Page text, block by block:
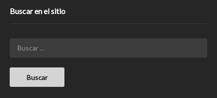
Buscar en el sitio